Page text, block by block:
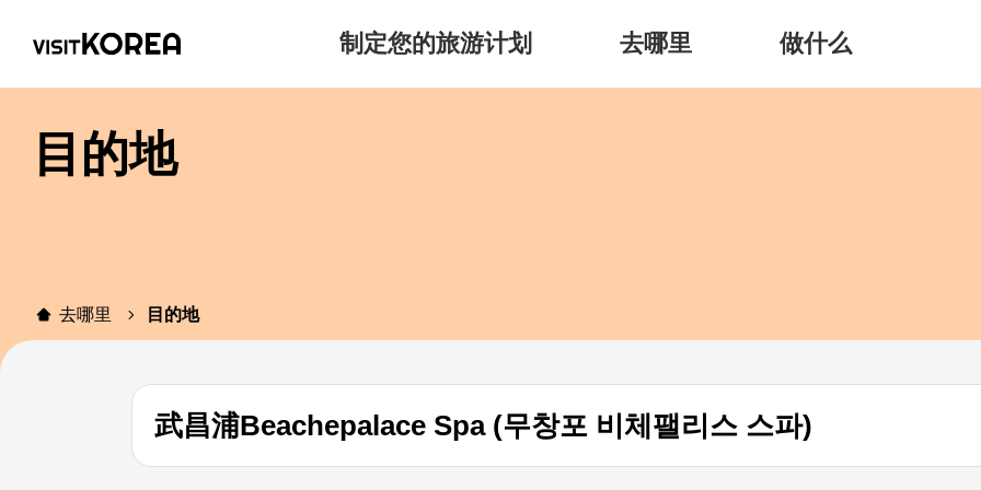
制定您的旅游计划 去哪里 做什么
目的地
去哪里 目的地
武昌浦Beachepalace Spa (무창포 비체팰리스 스파)